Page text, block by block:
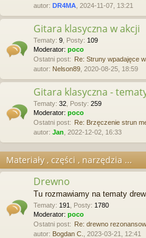
autor: DR4MA , 2024-11-07, 13:21
Gitara klasyczna w akcji
Tematy: 9 Posty: 109
Moderator: poco
Ostatni post: Re: Struny wpadajęce
autor: Nelson89 , 2020-08-25, 18:59
Gitara klasyczna -
Tematy: 32 Posty: 259
Moderator: poco
Ostatni post: Re: Brzęczenie strun
autor: Jan , 2022-12-02, 16:33
Materiały , części , narzędzia ...
Drewno
Tu rozmawiamy na tematy
Tematy: 191 Posty: 1780
Moderator: poco
Ostatni post: Re: drewno
autor: Bogdan C. , 2023-03-21, 12:41